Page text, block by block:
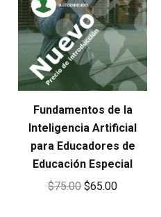
Fundamentos de la
Inteligencia Artificial
para Educadores de
Educación Especial
$75.00 Original
$65.00Current